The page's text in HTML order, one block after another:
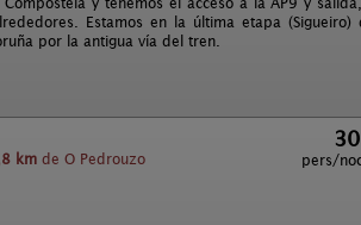
Estamos en la última etapa (Sigueiro)
por la antigua vía del tren.
km de O Pedrouzo
pers/